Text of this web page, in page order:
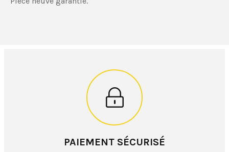
PAIEMENT SÉCURISÉ